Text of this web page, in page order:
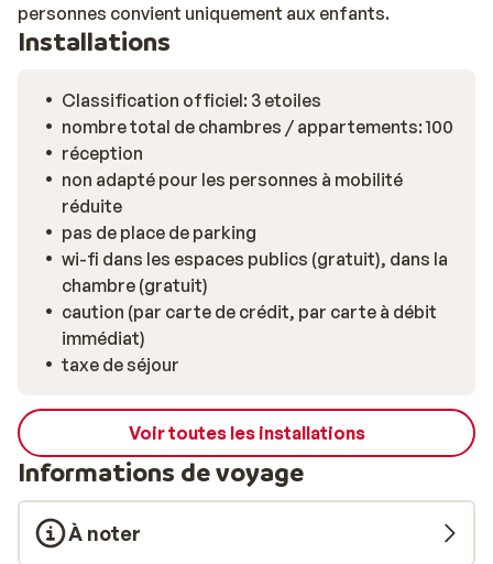
Après une journée bien remplie, partez en soirée au
centre du village pour partager vos aventures autour
personnes convient uniquement aux enfants.
Installations
Classification officiel: 3 etoiles
nombre total de chambres / appartements: 100
réception
non adapté pour les personnes à mobilité
réduite
pas de place de parking
wi-fi dans les espaces publics (gratuit), dans la
chambre (gratuit)
caution (par carte de crédit, par carte à débit
immédiat)
taxe de séjour
Voir toutes les installations
Informations de voyage
À noter